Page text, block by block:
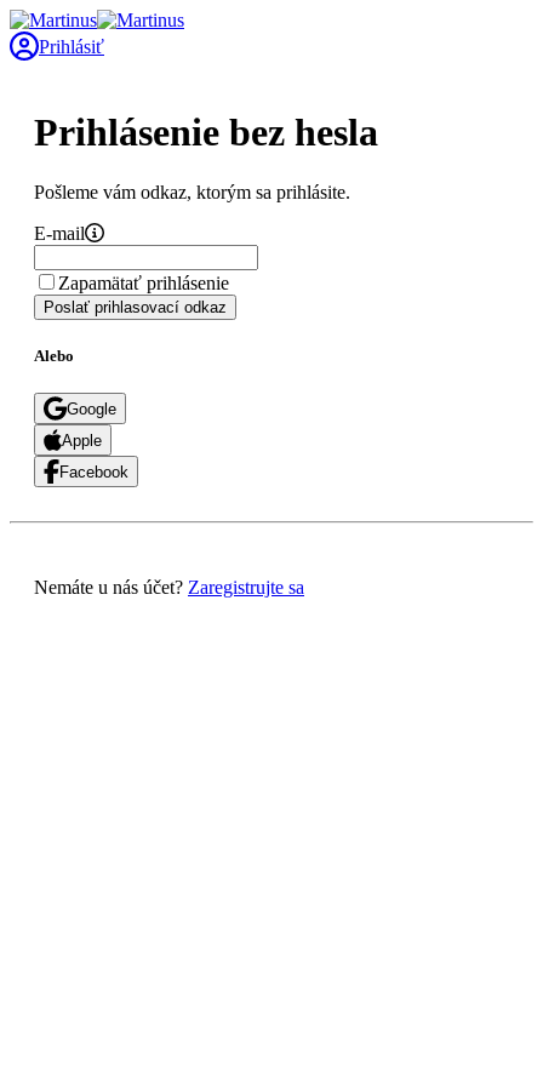
Prihlásiť
Prihlásenie bez hesla
Pošleme vám odkaz, ktorým sa prihlásite.
E-mail
Zapamätať prihlásenie
Poslať prihlasovací odkaz
Alebo
Google
Apple
Facebook
Nemáte u nás účet? Zaregistrujte sa